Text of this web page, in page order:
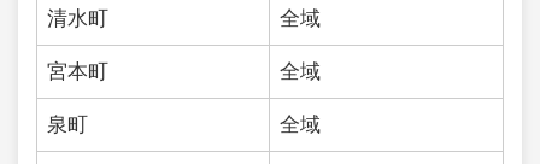
清水町 全域
宮本町 全域
泉町 全域